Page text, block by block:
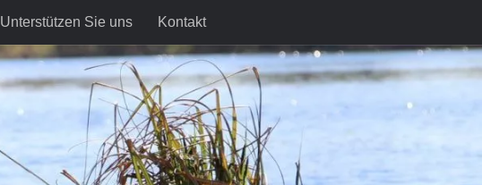
Unterstützen Sie uns Kontakt